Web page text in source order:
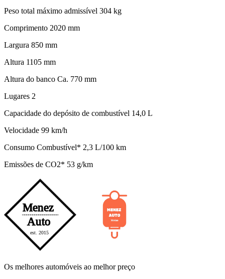
Peso total máximo admissível 304 kg
Comprimento 2020 mm
Largura 850 mm
Altura 1105 mm
Altura do banco Ca. 770 mm
Lugares 2
Capacidade do depósito de combustível 14,0 L
Velocidade 99 km/h
Consumo Combustível* 2,3 L/100 km
Emissões de CO2* 53 g/km
Os melhores automóveis ao melhor preço